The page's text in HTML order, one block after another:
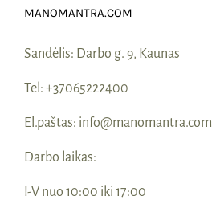
MANOMANTRA.COM
Sandėlis: Darbo g. 9, Kaunas
Tel: +37065222400
El.paštas: info@manomantra.com
Darbo laikas:
I-V nuo 10:00 iki 17:00